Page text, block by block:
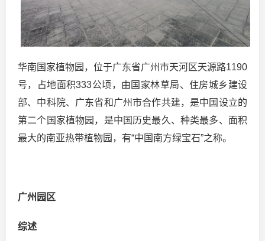
华南国家植物园，位于广东省广州市天河区天源路1190
号，占地面积333公顷，由国家林草局、住房城乡建设
部、中科院、广东省和广州市合作共建，是中国设立的
第二个国家植物园，是中国历史最久、种类最多、面积
最大的南亚热带植物园，有“中国南方绿宝石”之称。
广州园区
综述